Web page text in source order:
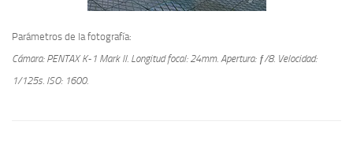
Parámetros de la fotografía:
Cámara: PENTAX K-1 Mark II. Longitud focal: 24mm. Apertura: ƒ/8. Velocidad:
1/125s. ISO: 1600.